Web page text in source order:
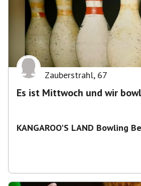
Zauberstrahl, 67
Es ist Mittwoch und wir
KANGAROO'S LAND Bowling